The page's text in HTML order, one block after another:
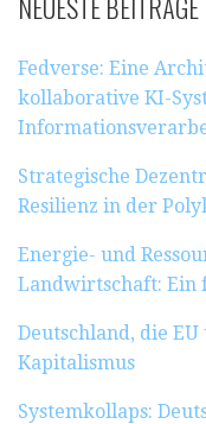
Fedverse: Eine
kollaborative KI-
Strategische
Resilienz in der
Energie- und
Landwirtschaft: Ein
Deutschland, die
Kapitalismus
Systemkollaps: